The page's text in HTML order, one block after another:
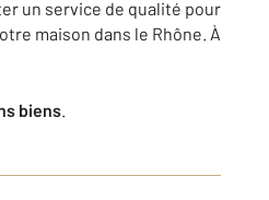
un service de qualité pour
maison dans le Rhône. À
biens.